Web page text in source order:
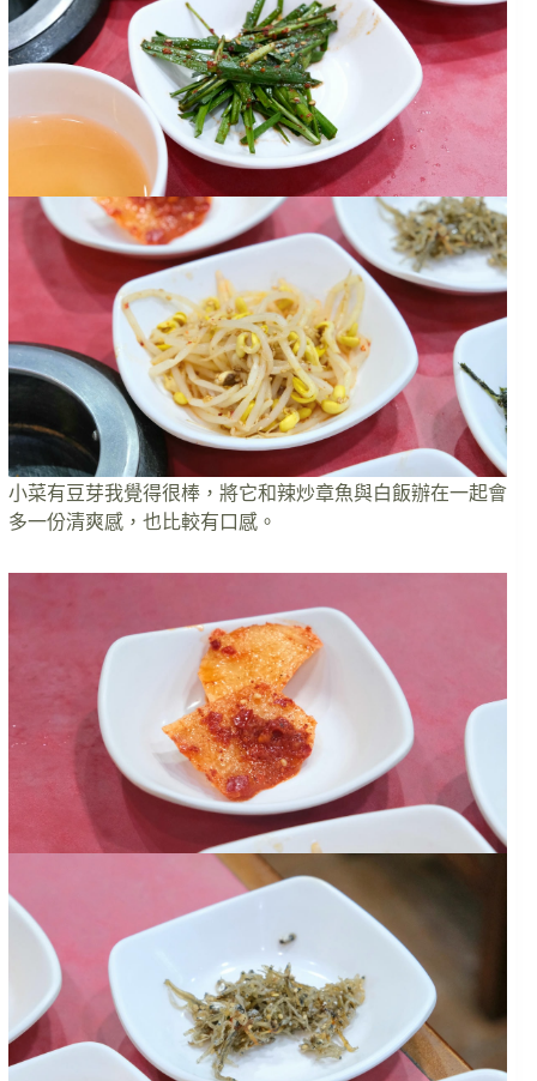
小菜有豆芽我覺得很棒，將它和辣炒章魚與白飯辦在一起會
多一份清爽感，也比較有口感。